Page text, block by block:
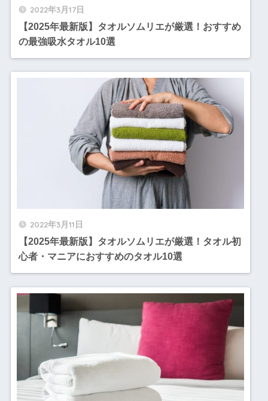
2022年3月17日
【2025年最新版】タオルソムリエが厳選！おすすめ
の最強吸水タオル10選
2022年3月11日
【2025年最新版】タオルソムリエが厳選！タオル初
心者・マニアにおすすめのタオル10選